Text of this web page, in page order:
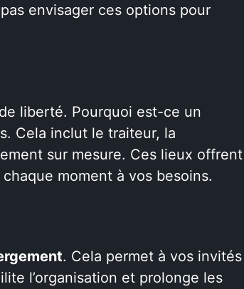
envisager ces options pour
liberté. Pourquoi est-ce un
Cela inclut le traiteur, la
sur mesure. Ces lieux offrent
moment à vos besoins.
. Cela permet à vos invités
l’organisation et prolonge les